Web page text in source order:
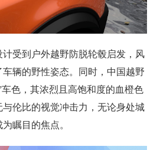
受到户外越野防脱轮毂启发，风
辆的野性姿态。同时，中国越野
色，其浓烈且高饱和度的血橙色
伦比的视觉冲击力，无论身处城
瞩目的焦点。